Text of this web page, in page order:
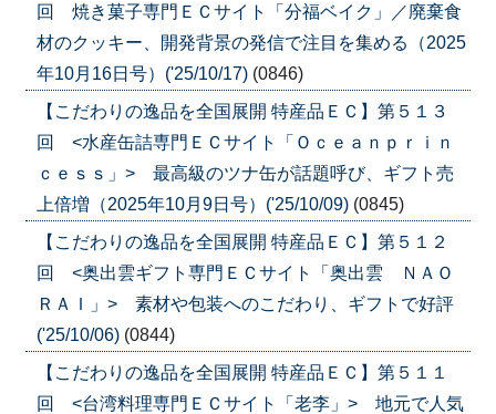
回 焼き菓子専門ＥＣサイト「分福ベイク」／廃棄食
材のクッキー、開発背景の発信で注目を集める（2025
年10月16日号）('25/10/17) (0846)
【こだわりの逸品を全国展開 特産品ＥＣ】第５１３
回 <水産缶詰専門ＥＣサイト「Ｏｃｅａｎｐｒｉｎ
ｃｅｓｓ」> 最高級のツナ缶が話題呼び、ギフト売
上倍増（2025年10月9日号）('25/10/09) (0845)
【こだわりの逸品を全国展開 特産品ＥＣ】第５１２
回 <奥出雲ギフト専門ＥＣサイト「奥出雲 ＮＡＯ
ＲＡＩ」> 素材や包装へのこだわり、ギフトで好評
('25/10/06) (0844)
【こだわりの逸品を全国展開 特産品ＥＣ】第５１１
回 <台湾料理専門ＥＣサイト「老李」> 地元で人気